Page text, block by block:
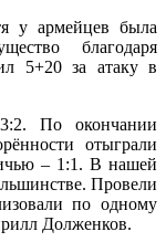
у армейцев была
благодаря
5+20 за атаку в
По окончании
отыграли
– 1:1. В нашей
Провели
по одному
Долженков.